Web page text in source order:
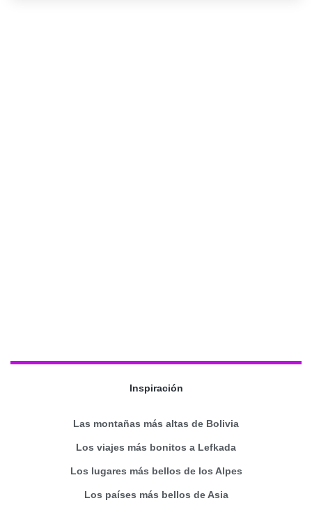
Inspiración
Las montañas más altas de Bolivia
Los viajes más bonitos a Lefkada
Los lugares más bellos de los Alpes
Los países más bellos de Asia